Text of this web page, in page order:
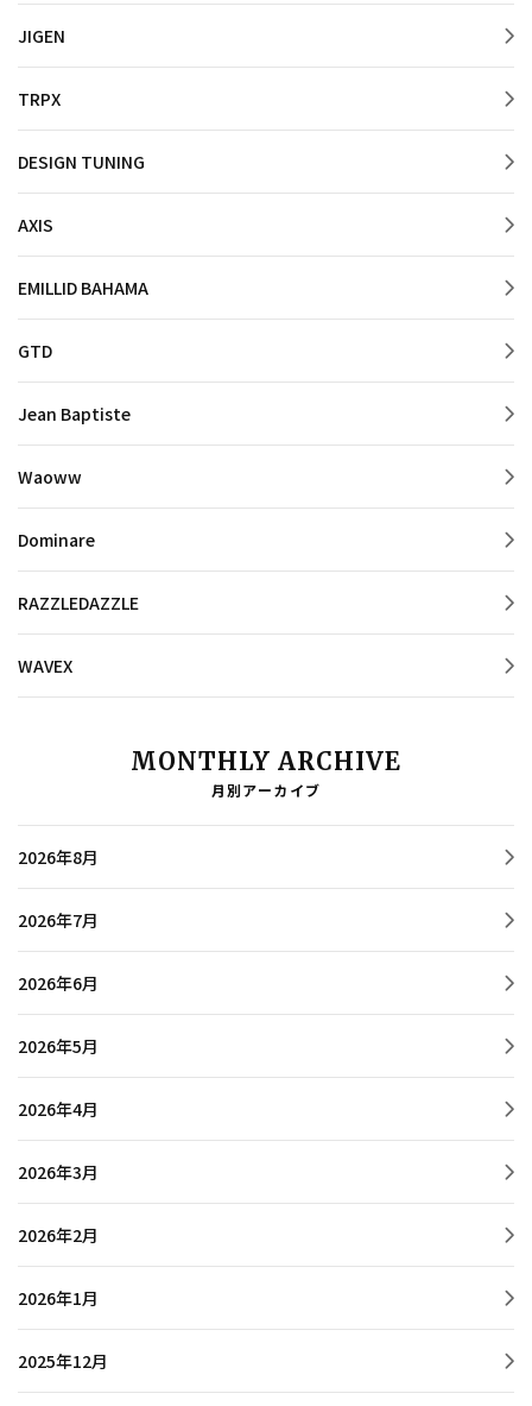
JIGEN
TRPX
DESIGN TUNING
AXIS
EMILLID BAHAMA
GTD
Jean Baptiste
Waoww
Dominare
RAZZLEDAZZLE
WAVEX
MONTHLY ARCHIVE
月別アーカイブ
2026年8月
2026年7月
2026年6月
2026年5月
2026年4月
2026年3月
2026年2月
2026年1月
2025年12月